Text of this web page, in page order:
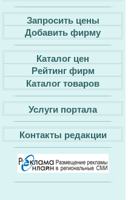
Запросить цены
Добавить фирму
Каталог цен
Рейтинг фирм
Каталог товаров
Услуги портала
Контакты редакции